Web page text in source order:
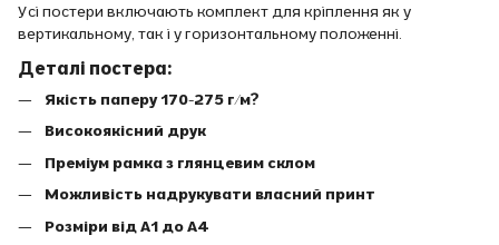
Усі постери включають комплект для кріплення як у
вертикальному, так і у горизонтальному положенні.
Деталі постера:
Якість паперу 170-275 г/м?
Високоякісний друк
Преміум рамка з глянцевим склом
Можливість надрукувати власний принт
Розміри від A1 до A4